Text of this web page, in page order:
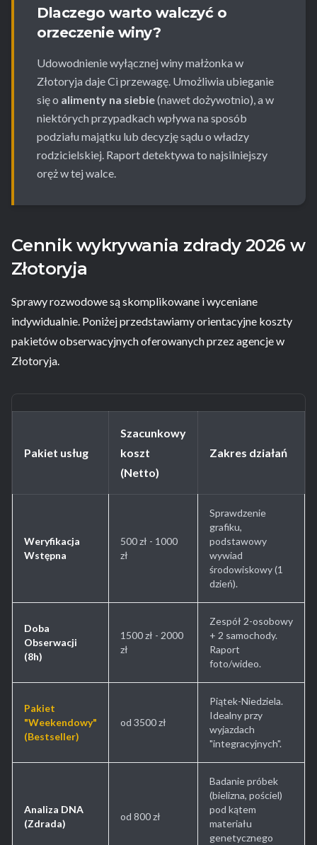
Dlaczego warto walczyć o
orzeczenie winy?
Udowodnienie wyłącznej winy małżonka w
Złotoryja daje Ci przewagę. Umożliwia ubieganie
się o alimenty na siebie(nawet dożywotnio), a w
niektórych przypadkach wpływa na sposób
podziału majątku lub decyzję sądu o władzy
rodzicielskiej. Raport detektywa to najsilniejszy
oręż w tej walce.
Cennik wykrywania zdrady 2026 w
Złotoryja
Sprawy rozwodowe są skomplikowane i wyceniane
indywidualnie. Poniżej przedstawiamy orientacyjne koszty
pakietów obserwacyjnych oferowanych przez agencje w
Złotoryja.
Pakiet usług
Szacunkowy
koszt
(Netto)
Zakres działań
Weryfikacja
Wstępna
500 zł - 1000
zł
Sprawdzenie
grafiku,
podstawowy
wywiad
środowiskowy (1
dzień).
Doba
Obserwacji
(8h)
1500 zł - 2000
zł
Zespół 2-osobowy
+ 2 samochody.
Raport
foto/wideo.
Pakiet
"Weekendowy"
(Bestseller)
od 3500 zł
Piątek-Niedziela.
Idealny przy
wyjazdach
"integracyjnych".
Analiza DNA
(Zdrada)
od 800 zł
Badanie próbek
(bielizna, pościel)
pod kątem
materiału
genetycznego